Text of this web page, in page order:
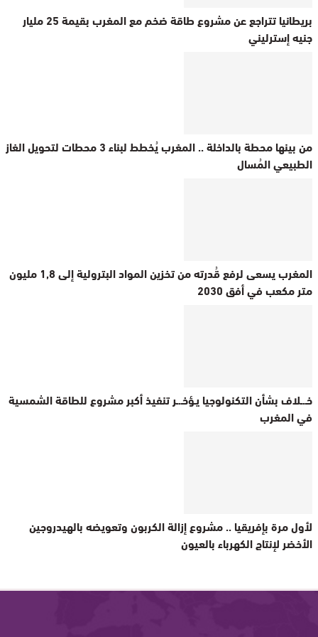
بريطانيا تتراجع عن مشروع طاقة ضخم مع المغرب بقيمة 25 مليار
جنيه إسترليني
من بينها محطة بالداخلة .. المغرب يُخطط لبناء 3 محطات لتحويل الغاز
الطبيعي المُسال
المغرب يسعى لرفع قُدرته من تخزين المواد البترولية إلى 1,8 مليون
متر مكعب في أفق 2030
خـ.ـلاف بشأن التكنولوجيا يـؤخـ.ـر تنفيذ أكبر مشروع للطاقة الشمسية
في المغرب
لأول مرة بإفريقيا .. مشروع إزالة الكربون وتعويضه بالهيدروجين
الأخضر لإنتاج الكهرباء بالعيون